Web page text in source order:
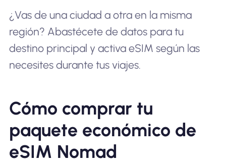
¿Vas de una ciudad a otra en la misma
región? Abastécete de datos para tu
destino principal y activa eSIM según las
necesites durante tus viajes.
Cómo comprar tu
paquete económico de
eSIM Nomad